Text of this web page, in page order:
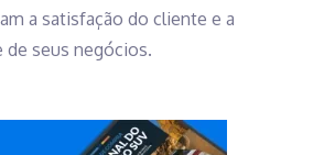
a satisfação do cliente e a
seus negócios.